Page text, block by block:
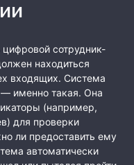
цифровой сотрудник-
находиться
входящих. Система
— именно такая. Она
(например,
для проверки
ли предоставить ему
автоматически